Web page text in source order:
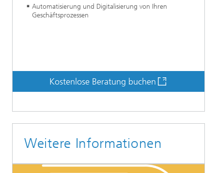
Automatisierung und Digitalisierung von Ihren
Geschäftsprozessen
Kostenlose Beratung buchen
Weitere Informationen